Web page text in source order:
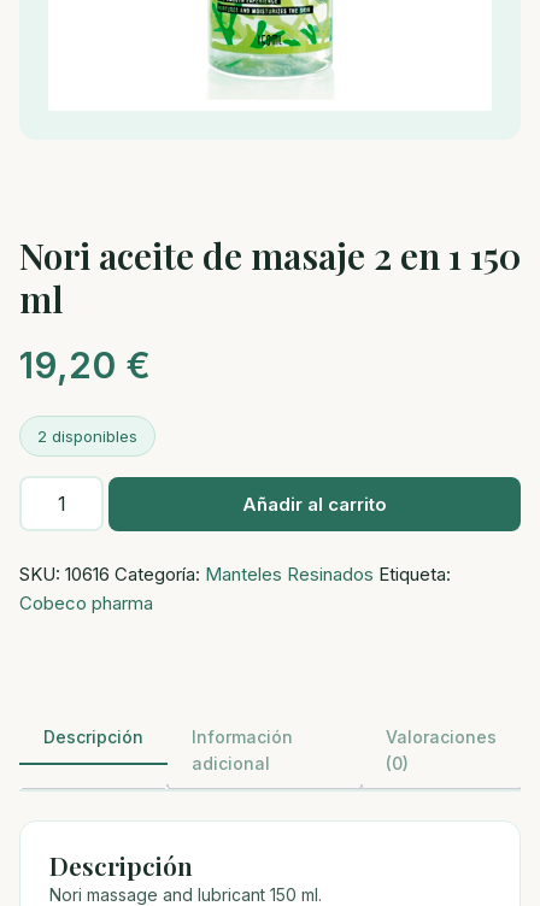
Nori aceite de masaje 2 en 1 150
ml
19,20 €
2 disponibles
Nori
aceite
masaje
2
cantidad
Añadir al carrito
SKU: 10616 Categoría: Manteles Resinados Etiqueta:
Cobeco pharma
Descripción
Información
adicional
Valoraciones
(0)
Descripción
Nori massage and lubricant 150 ml.